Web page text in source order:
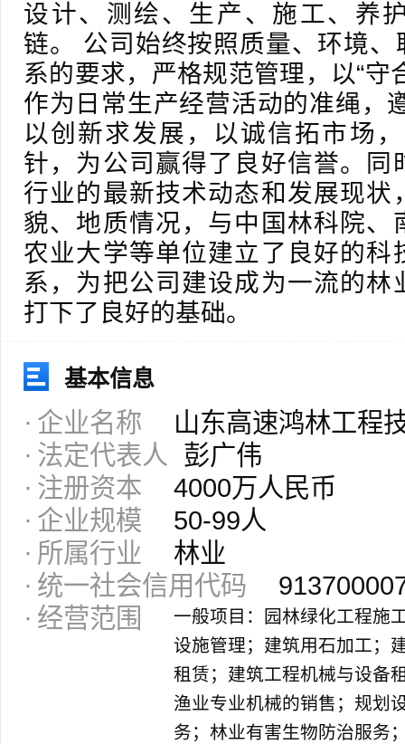
设计、测绘、生产、施工、养
链。 公司始终按照质量、环境
系的要求，严格规范管理，以“守
作为日常生产经营活动的准绳，
以创新求发展，以诚信拓市场
针，为公司赢得了良好信誉。同
行业的最新技术动态和发展现状
貌、地质情况，与中国林科院、
农业大学等单位建立了良好的科
系，为把公司建设成为一流的林
打下了良好的基础。
基本信息
企业名称
山东高速鸿林工程
法定代表人
彭广伟
注册资本
4000万人民币
企业规模
50-99人
所属行业
林业
统一社会信用代码
经营范围
一般项目：园林绿化工程施
设施管理；建筑用石加工；
租赁；建筑工程机械与设备
渔业专业机械的销售；规划
务；林业有害生物防治服务